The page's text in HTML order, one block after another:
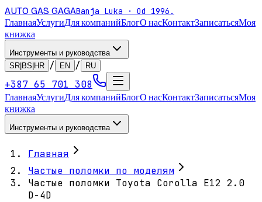
AUTO GAS GAGABanja Luka · Od 1996.
ГлавнаяУслугиДля компанийБлогО насКонтактЗаписатьсяМоя
книжка
Инструменты и руководства
SR|BS|HR
/ EN / RU
+387 65 701 308
ГлавнаяУслугиДля компанийБлогО насКонтактЗаписатьсяМоя
книжка
Инструменты и руководства
Главная
Частые поломки по моделям
Частые поломки Toyota Corolla E12 2.0
D-4D